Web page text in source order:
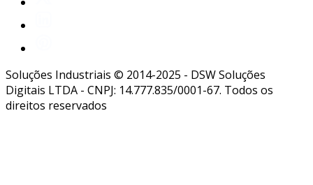
Soluções Industriais © 2014-2025 - DSW Soluções
Digitais LTDA - CNPJ: 14.777.835/0001-67. Todos os
direitos reservados